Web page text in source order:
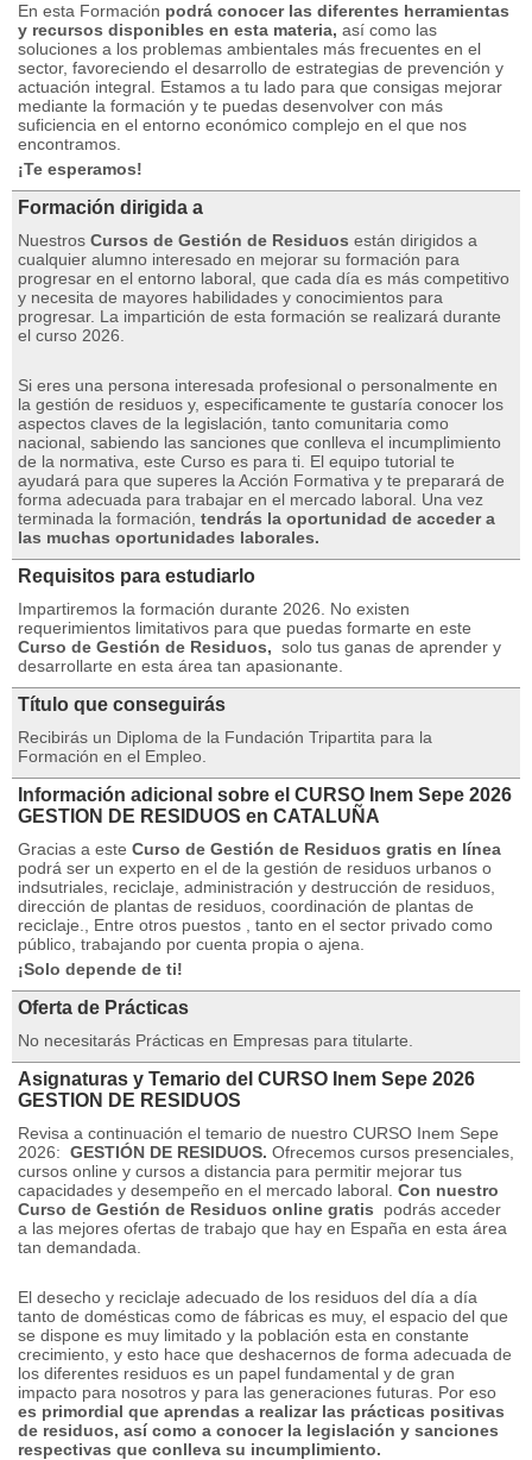
En esta Formación podrá conocer las diferentes herramientas
y recursos disponibles en esta materia, así como las
soluciones a los problemas ambientales más frecuentes en el
sector, favoreciendo el desarrollo de estrategias de prevención y
actuación integral. Estamos a tu lado para que consigas mejorar
mediante la formación y te puedas desenvolver con más
suficiencia en el entorno económico complejo en el que nos
encontramos.
¡Te esperamos!
Formación dirigida a
Nuestros Cursos de Gestión de Residuos están dirigidos a
cualquier alumno interesado en mejorar su formación para
progresar en el entorno laboral, que cada día es más competitivo
y necesita de mayores habilidades y conocimientos para
progresar. La impartición de esta formación se realizará durante
el curso 2026.
Si eres una persona interesada profesional o personalmente en
la gestión de residuos y, especificamente te gustaría conocer los
aspectos claves de la legislación, tanto comunitaria como
nacional, sabiendo las sanciones que conlleva el incumplimiento
de la normativa, este Curso es para ti. El equipo tutorial te
ayudará para que superes la Acción Formativa y te preparará de
forma adecuada para trabajar en el mercado laboral. Una vez
terminada la formación, tendrás la oportunidad de acceder a
las muchas oportunidades laborales.
Requisitos para estudiarlo
Impartiremos la formación durante 2026. No existen
requerimientos limitativos para que puedas formarte en este
Curso de Gestión de Residuos, solo tus ganas de aprender y
desarrollarte en esta área tan apasionante.
Título que conseguirás
Recibirás un Diploma de la Fundación Tripartita para la
Formación en el Empleo.
Información adicional sobre el CURSO Inem Sepe 2026
GESTION DE RESIDUOS en CATALUÑA
Gracias a este Curso de Gestión de Residuos gratis en línea
podrá ser un experto en el de la gestión de residuos urbanos o
indsutriales, reciclaje, administración y destrucción de residuos,
dirección de plantas de residuos, coordinación de plantas de
reciclaje., Entre otros puestos , tanto en el sector privado como
público, trabajando por cuenta propia o ajena.
¡Solo depende de ti!
Oferta de Prácticas
No necesitarás Prácticas en Empresas para titularte.
Asignaturas y Temario del CURSO Inem Sepe 2026
GESTION DE RESIDUOS
Revisa a continuación el temario de nuestro CURSO Inem Sepe
2026: GESTIÓN DE RESIDUOS. Ofrecemos cursos presenciales,
cursos online y cursos a distancia para permitir mejorar tus
capacidades y desempeño en el mercado laboral. Con nuestro
Curso de Gestión de Residuos online gratis
podrás acceder
a las mejores ofertas de trabajo que hay en España en esta área
tan demandada.
El desecho y reciclaje adecuado de los residuos del día a día
tanto de domésticas como de fábricas es muy, el espacio del que
se dispone es muy limitado y la población esta en constante
crecimiento, y esto hace que deshacernos de forma adecuada de
los diferentes residuos es un papel fundamental y de gran
impacto para nosotros y para las generaciones futuras. Por eso
es primordial que aprendas a realizar las prácticas positivas
de residuos, así como a conocer la legislación y sanciones
respectivas que conlleva su incumplimiento.